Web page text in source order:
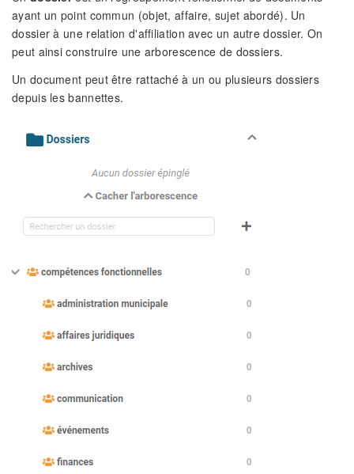
ayant un point commun (objet, affaire, sujet abordé). Un
dossier à une relation d'affiliation avec un autre dossier. On
peut ainsi construire une arborescence de dossiers.
Un document peut être rattaché à un ou plusieurs dossiers
depuis les bannettes.